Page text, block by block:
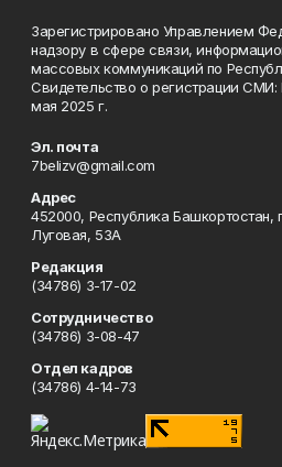
Зарегистрировано Управлением
надзору в сфере связи,
массовых коммуникаций по
Свидетельство о регистрации
мая 2025 г.
Эл. почта
7belizv@gmail.com
Адрес
452000, Республика Башкортостан,
Луговая, 53А
Редакция
(34786) 3-17-02
Сотрудничество
(34786) 3-08-47
Отдел кадров
(34786) 4-14-73